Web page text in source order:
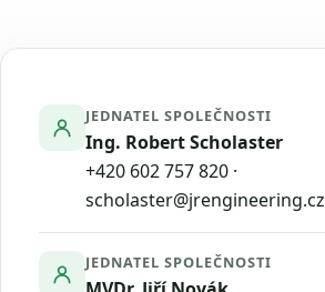
JEDNATEL SPOLEČNOSTI
Ing. Robert Scholaster
+420 602 757 820 ·
scholaster@jrengineering.cz
JEDNATEL SPOLEČNOSTI